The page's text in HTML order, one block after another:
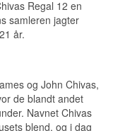
hundrede aktive
flaske blev sat
siden lukket, og
Chivas Regal Whisky
Regal 12 en
samleren jagter
år.
og John Chivas,
de blandt andet
Navnet Chivas
blend, og i dag